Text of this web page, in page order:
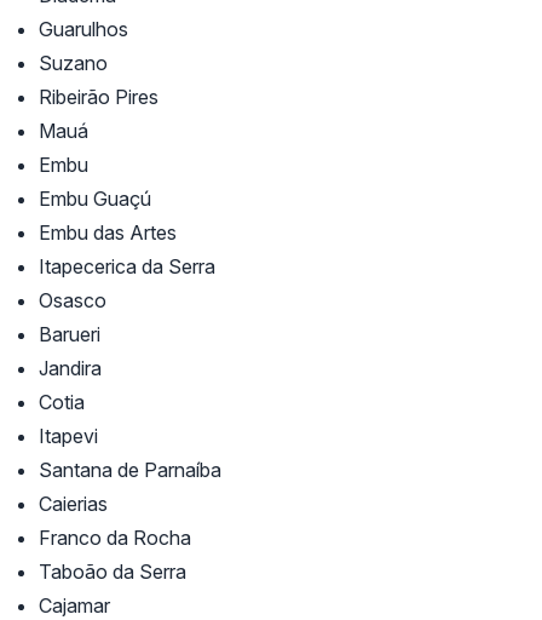
Guarulhos
Suzano
Ribeirão Pires
Mauá
Embu
Embu Guaçú
Embu das Artes
Itapecerica da Serra
Osasco
Barueri
Jandira
Cotia
Itapevi
Santana de Parnaíba
Caierias
Franco da Rocha
Taboão da Serra
Cajamar